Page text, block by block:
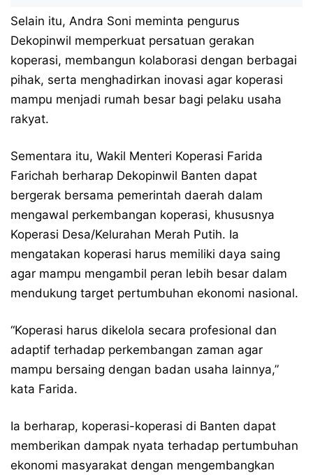
Selain itu, Andra Soni meminta pengurus
Dekopinwil memperkuat persatuan gerakan
koperasi, membangun kolaborasi dengan berbagai
pihak, serta menghadirkan inovasi agar koperasi
mampu menjadi rumah besar bagi pelaku usaha
rakyat.
Sementara itu, Wakil Menteri Koperasi Farida
Farichah berharap Dekopinwil Banten dapat
bergerak bersama pemerintah daerah dalam
mengawal perkembangan koperasi, khususnya
Koperasi Desa/Kelurahan Merah Putih. Ia
mengatakan koperasi harus memiliki daya saing
agar mampu mengambil peran lebih besar dalam
mendukung target pertumbuhan ekonomi nasional.
“Koperasi harus dikelola secara profesional dan
adaptif terhadap perkembangan zaman agar
mampu bersaing dengan badan usaha lainnya,”
kata Farida.
Ia berharap, koperasi-koperasi di Banten dapat
memberikan dampak nyata terhadap pertumbuhan
ekonomi masyarakat dengan mengembangkan